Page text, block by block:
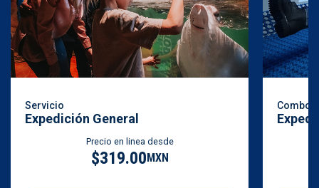
Servicio
Expedición General
Precio en linea desde
$319.00 MXN
Combo